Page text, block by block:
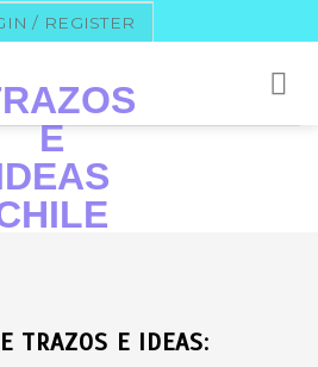
/ REGISTER
TRAZOS E IDEAS: